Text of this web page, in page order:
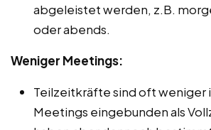
abgeleistet werden, z.B.
oder abends.
Weniger Meetings:
Teilzeitkräfte sind oft weniger
Meetings eingebunden als